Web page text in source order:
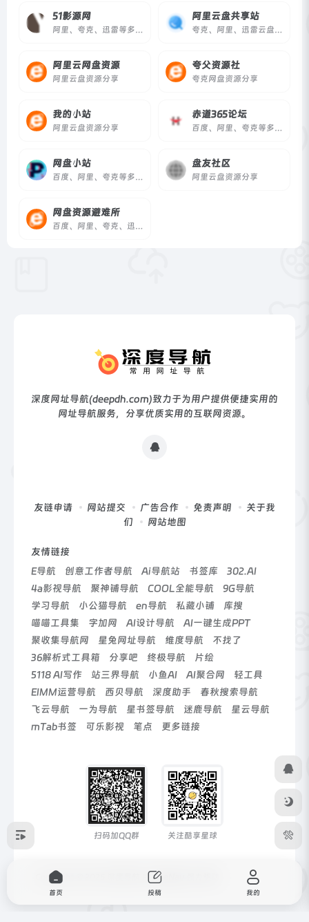
51影源网
阿里、夸克、迅雷等多网盘资源分享
阿里云盘共享站
夸克、阿里、迅雷云盘资源共享站
阿里云网盘资源
阿里云盘资源分享
夸父资源社
夸克网盘资源分享
我的小站
阿里云盘资源分享
赤道365论坛
百度、阿里、夸克等多网盘资源分享
网盘小站
百度、阿里、夸克等多网盘资源分享
盘友社区
阿里云盘资源分享
网盘资源避难所
百度、阿里、夸克、迅雷等多网盘资源分享
深度网址导航(deepdh.com)致力于为用户提供便捷实用的
网址导航服务，分享优质实用的互联网资源。
友链申请 网站提交 广告合作 免责声明
关于我
们
网站地图
友情链接
E导航
创意工作者导航 Ai导航站 书签库
302.AI
4a影视导航
聚神铺导航 COOL全能导航
9G导航
学习导航
小公猫导航 en导航 私藏小铺
库搜
喵喵工具集
字加网 AI设计导航
AI一键生成PPT
聚收集导航网
星兔网址导航 维度导航
不找了
36解析式工具箱
分享吧 终极导航
片绘
5118 AI写作
站三界导航 小鱼AI AI聚合网
轻工具
EIMM运营导航
西贝导航 深度助手
春秋搜索导航
飞云导航
一为导航 星书签导航 迷鹿导航
星云导航
mTab书签
可乐影视 笔点 更多链接
扫码加QQ群 关注酷享星球
Copyright © 2026 OneNav
首页 投稿 我的